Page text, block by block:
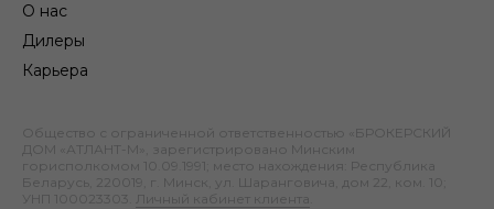
О нас
Дилеры
Карьера
Общество с ограниченной ответственностью «БРОКЕРСКИЙ
ДОМ «АТЛАНТ-М», зарегистрировано Минским
горисполкомом 10.09.1991; место нахождения: Республика
Беларусь, 220019, г. Минск, ул. Шаранговича, дом 22, ком. 10;
УНП 100023303.
Личный кабинет клиента